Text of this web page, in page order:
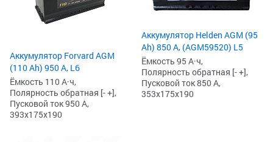
Аккумулятор Forvard AGM
(110 Ah) 950 А, L6
Ёмкость 110 А·ч,
Полярность обратная [- +],
Пусковой ток 950 А,
393x175x190
Аккумулятор Helden AGM (95
Ah) 850 А, (AGM59520) L5
Ёмкость 95 А·ч,
Полярность обратная [- +],
Пусковой ток 850 А,
353x175x190